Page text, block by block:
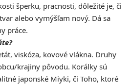
šperku, pracnosti, dôležité je, či
alebo vymýšľam nový. Dá sa
práce.
viskóza, kovové vlákna. Druhy
krajiny pôvodu. Korálky sú
japonské Miyki, či Toho, ktoré